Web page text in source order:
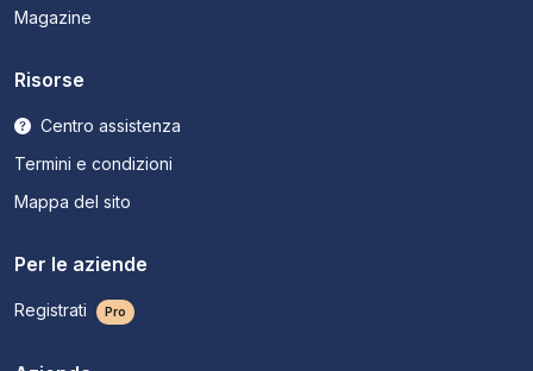
Magazine
Risorse
Centro assistenza
Termini e condizioni
Mappa del sito
Per le aziende
Registrati Pro